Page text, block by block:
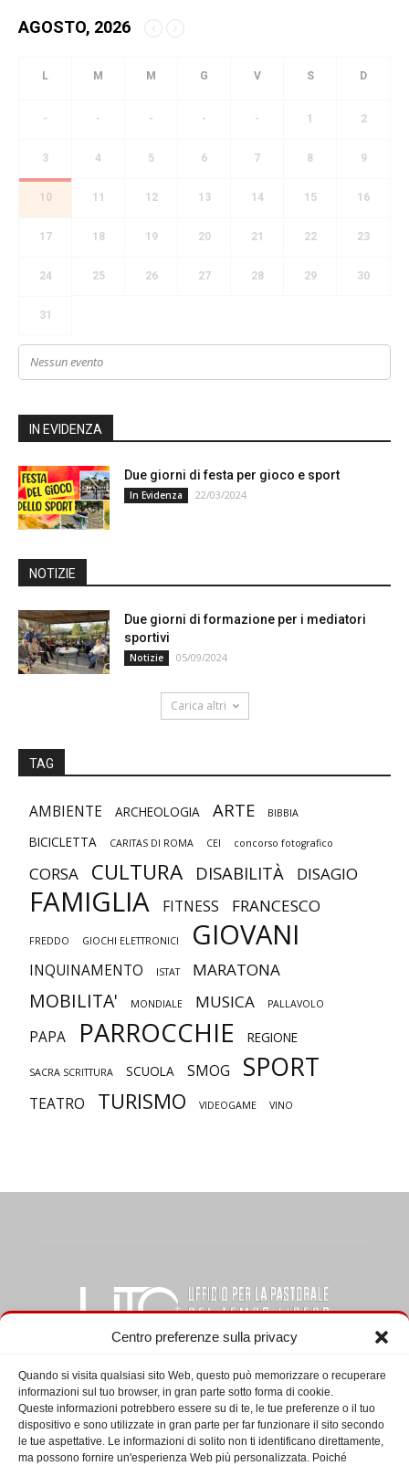
Centro preferenze sulla privacy
Quando si visita qualsiasi sito Web, questo può memorizzare o recuperare
informazioni sul tuo browser, in gran parte sotto forma di cookie.
Queste informazioni potrebbero essere su di te, le tue preferenze o il tuo
dispositivo e sono utilizzate in gran parte per far funzionare il sito secondo
le tue aspettative. Le informazioni di solito non ti identificano direttamente,
ma possono fornire un'esperienza Web più personalizzata. Poiché
AGOSTO, 2026
- - - - - 1 2
3 4 5 6 7 8 9
10 11 12 13 14 15 16
17 18 19 20 21 22 23
24 25 26 27 28 29 30
31
Nessun evento
IN EVIDENZA
Due giorni di festa per gioco e sport
In Evidenza 22/03/2024
NOTIZIE
Due giorni di formazione per i mediatori
sportivi
Notizie 05/09/2024
Carica altri
TAG
AMBIENTE ARCHEOLOGIA ARTE BIBBIA
BICICLETTA CARITAS DI ROMA CEI concorso fotografico
CORSA CULTURA DISABILITÀ DISAGIO
FAMIGLIA FITNESS FRANCESCO
FREDDO GIOCHI ELETTRONICI GIOVANI
INQUINAMENTO ISTAT MARATONA
MOBILITA' MONDIALE MUSICA PALLAVOLO
PAPA PARROCCHIE REGIONE
SACRA SCRITTURA SCUOLA SMOG SPORT
TEATRO TURISMO VIDEOGAME VINO
CHI SIAMO
L’Ufficio per la pastorale del tempo libero, del turismo e dello